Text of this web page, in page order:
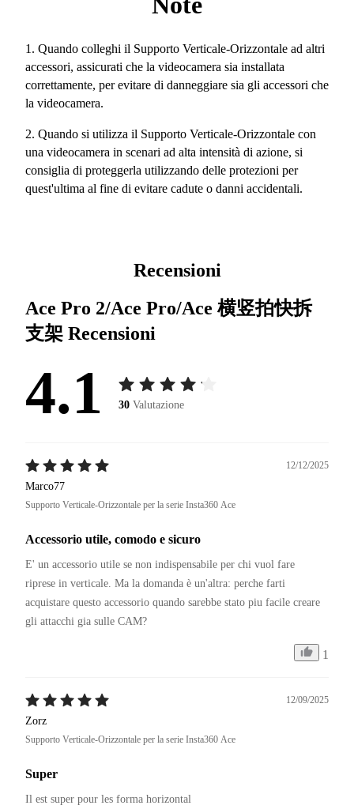
1. Quando colleghi il Supporto Verticale-Orizzontale ad altri
accessori, assicurati che la videocamera sia installata
correttamente, per evitare di danneggiare sia gli accessori che
la videocamera.
2. Quando si utilizza il Supporto Verticale-Orizzontale con
una videocamera in scenari ad alta intensità di azione, si
consiglia di proteggerla utilizzando delle protezioni per
quest'ultima al fine di evitare cadute o danni accidentali.
Recensioni
Ace Pro 2/Ace Pro/Ace 横竖拍快拆
支架 Recensioni
4.1 30 Valutazione
12/12/2025
Marco77
Supporto Verticale-Orizzontale per la serie Insta360 Ace
Accessorio utile, comodo e sicuro
E' un accessorio utile se non indispensabile per chi vuol fare
riprese in verticale. Ma la domanda è un'altra: perche farti
acquistare questo accessorio quando sarebbe stato piu facile creare
gli attacchi gia sulle CAM?
1
12/09/2025
Zorz
Supporto Verticale-Orizzontale per la serie Insta360 Ace
Super
Il est super pour les forma horizontal